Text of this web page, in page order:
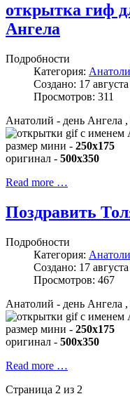
открытка гиф
Ангела
Подробности
Категория:
Создано: 17
Просмотров: 311
Анатолий - день Ангела
размер мини - 250x175
оригинал - 500x350
Read more …
Поздравить
Подробности
Категория:
Создано: 17
Просмотров: 467
Анатолий - день Ангела
размер мини - 250x175
оригинал - 500x350
Read more …
Страница 2 из 2